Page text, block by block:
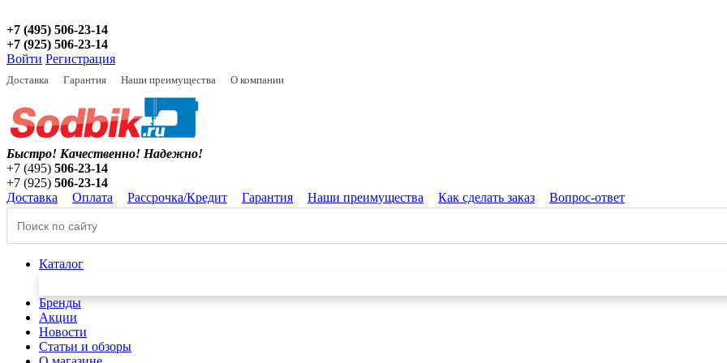
+7 (495) 506-23-14
+7 (925) 506-23-14
Войти Регистрация
Доставка Гарантия Наши преимущества О компании
Быстро! Качественно! Надежно!
+7 (495) 506-23-14
+7 (925) 506-23-14
Доставка
Оплата Рассрочка/Кредит Гарантия Наши преимущества Как сделать заказ Вопрос-ответ
Каталог
Бренды
Акции
Новости
Статьи и обзоры